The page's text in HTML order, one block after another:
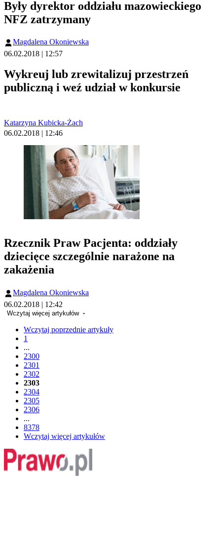
Były dyrektor oddziału mazowieckiego
NFZ zatrzymany
Magdalena Okoniewska
06.02.2018 | 12:57
Wykreuj lub zrewitalizuj przestrzeń
publiczną i weź udział w konkursie
Katarzyna Kubicka-Żach
06.02.2018 | 12:46
Rzecznik Praw Pacjenta: oddziały
dziecięce szczególnie narażone na
zakażenia
Magdalena Okoniewska
06.02.2018 | 12:42
Wczytaj więcej artykułów
Wczytaj poprzednie artykuły
1
...
2300
2301
2302
2303
2304
2305
2306
...
8378
Wczytaj więcej artykułów